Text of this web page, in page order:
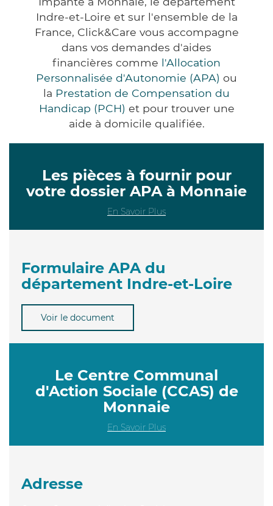
Indre-et-Loire et sur l'ensemble de la
France, Click&Care vous accompagne
dans vos demandes d'aides
financières comme l'Allocation
Personnalisée d'Autonomie (APA) ou
la Prestation de Compensation du
Handicap (PCH) et pour trouver une
aide à domicile qualifiée.
Les pièces à fournir pour
votre dossier APA à Monnaie
En Savoir Plus
Formulaire APA du
département Indre-et-Loire
Voir le document
Le Centre Communal
d'Action Sociale (CCAS) de
Monnaie
En Savoir Plus
Adresse